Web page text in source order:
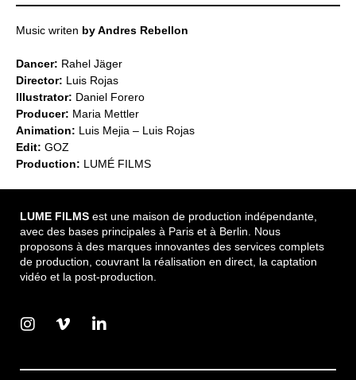
Music writen by Andres Rebellon
Dancer: Rahel Jäger
Director: Luis Rojas
Illustrator: Daniel Forero
Producer: Maria Mettler
Animation: Luis Mejia – Luis Rojas
Edit: GOZ
Production: LUMÉ FILMS
LUME FILMS est une maison de production indépendante,
avec des bases principales à Paris et à Berlin. Nous
proposons à des marques innovantes des services complets
de production, couvrant la réalisation en direct, la captation
vidéo et la post-production.